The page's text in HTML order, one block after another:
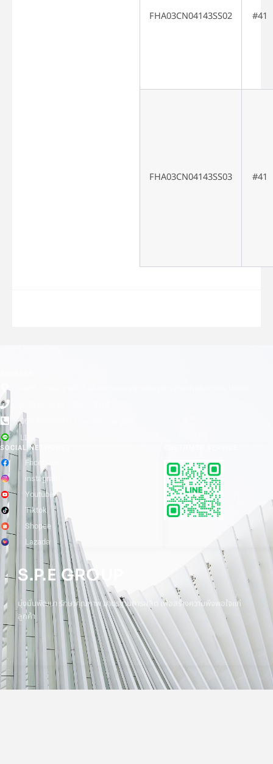
FHA03CN04143SS02 #41
FHA03CN04143SS03 #41
065-8899840 (Customer Service)
LINE
SOCIAL NETWORKS
Facebook
instagram
Youtube
Tiktok
Shopee
Lazada
S.P.E GROUP
มุ่งมั่นพัฒนา รักษาคุณภาพ มาตรฐานการผลิต เพื่อสร้างความพึงพอใจแก่
ลูกค้า